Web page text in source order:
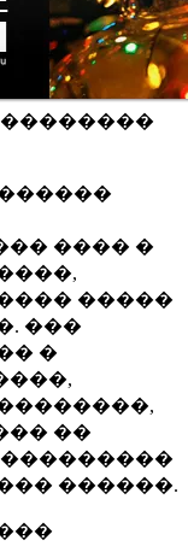
���� �
�����
���
�
��
������.